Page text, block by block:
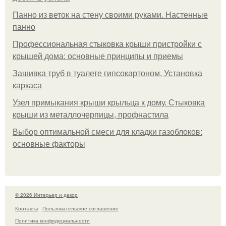
Панно из веток на стену своими руками. Настенные
панно
Профессиональная стыковка крыши пристройки с
крышей дома: основные принципы и приемы
Зашивка труб в туалете гипсокартоном. Установка
каркаса
Узел примыкания крыши крыльца к дому. Стыковка
крыши из металлочерпицы, профнастила
Выбор оптимальной смеси для кладки газоблоков:
основные факторы
© 2026 Интерьер и декор
Контакты
Пользовательское соглашение
Политика конфидециальности